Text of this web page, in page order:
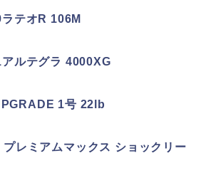
ラテオR 106M
ルテグラ 4000XG
1号 22lb
プレミアムマックス ショックリー